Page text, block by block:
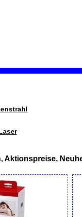
Aktionspreise,